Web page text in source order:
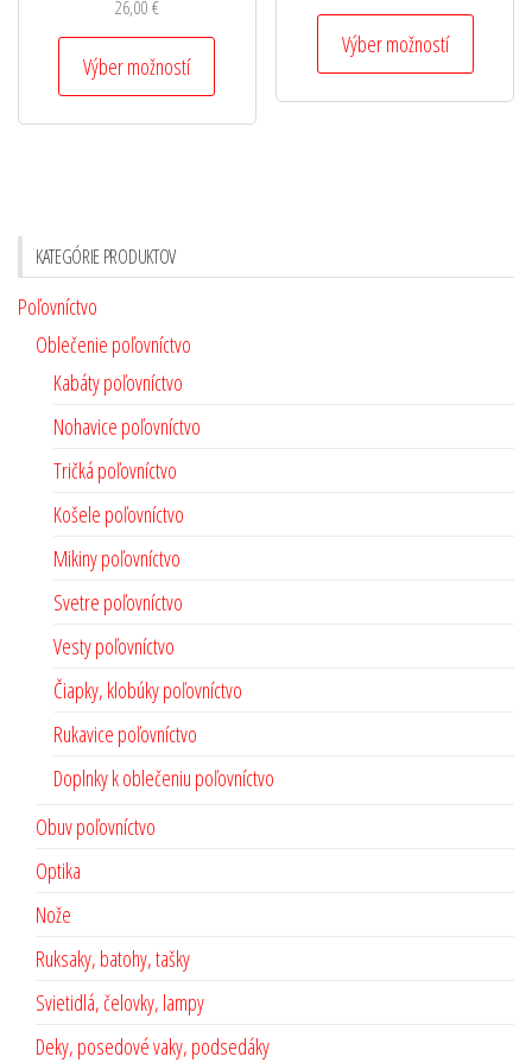
26,00€
Výber možností
Výber možností
KATEGÓRIE PRODUKTOV
Poľovníctvo
Oblečenie poľovníctvo
Kabáty poľovníctvo
Nohavice poľovníctvo
Tričká poľovníctvo
Košele poľovníctvo
Mikiny poľovníctvo
Svetre poľovníctvo
Vesty poľovníctvo
Čiapky, klobúky poľovníctvo
Rukavice poľovníctvo
Doplnky k oblečeniu poľovníctvo
Obuv poľovníctvo
Optika
Nože
Ruksaky, batohy, tašky
Svietidlá, čelovky, lampy
Deky, posedové vaky, podsedáky